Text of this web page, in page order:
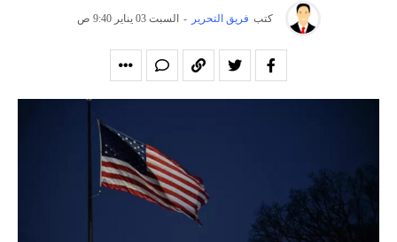
كتب فريق التحرير - السبت 03 يناير 9:40 ص